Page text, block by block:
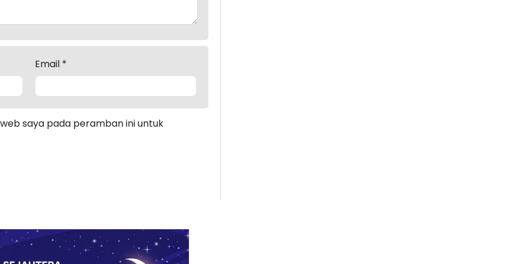
Email *
saya pada peramban ini untuk